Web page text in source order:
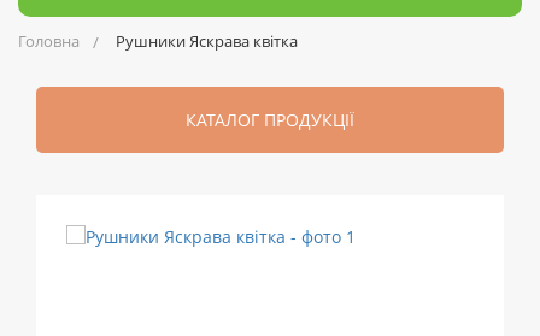
Головна Рушники Яскрава квітка
КАТАЛОГ ПРОДУКЦІЇ